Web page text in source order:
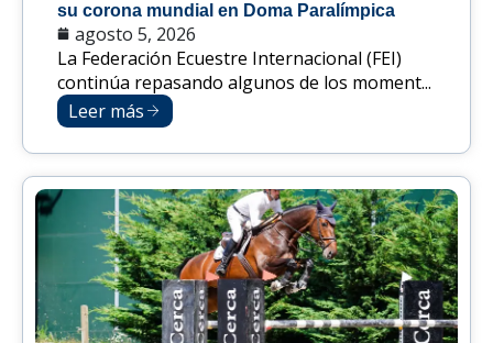
su corona mundial en Doma Paralímpica
agosto 5, 2026
La Federación Ecuestre Internacional (FEI)
continúa repasando algunos de los moment...
Leer más